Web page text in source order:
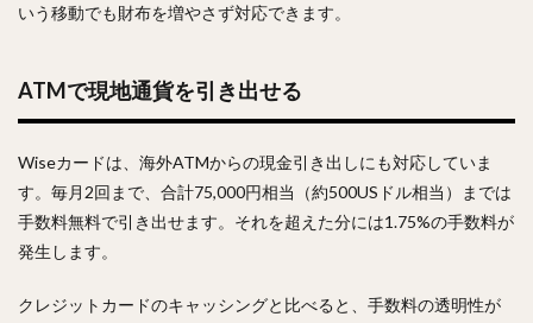
いう移動でも財布を増やさず対応できます。
ATMで現地通貨を引き出せる
Wiseカードは、海外ATMからの現金引き出しにも対応していま
す。毎月2回まで、合計75,000円相当（約500USドル相当）までは
手数料無料で引き出せます。それを超えた分には1.75%の手数料が
発生します。
クレジットカードのキャッシングと比べると、手数料の透明性が